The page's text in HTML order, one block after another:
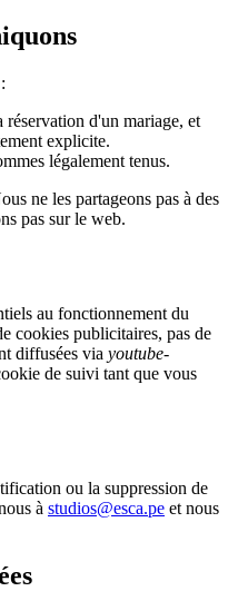
d'un mariage, et
explicite.
légalement tenus.
ne les partageons pas à des
pas sur le web.
au fonctionnement du
cookies publicitaires, pas de
diffusées via youtube-
de suivi tant que vous
ou la suppression de
à studios@esca.pe et nous